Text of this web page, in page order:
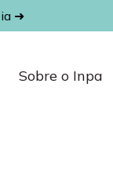
➜
Sobre o Inpa